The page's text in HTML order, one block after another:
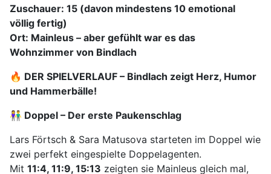
Zuschauer: 15 (davon mindestens 10 emotional
völlig fertig)
Ort: Mainleus – aber gefühlt war es das
Wohnzimmer von Bindlach
🔥 DER SPIELVERLAUF – Bindlach zeigt Herz, Humor
und Hammerbälle!
👫 Doppel – Der erste Paukenschlag
Lars Förtsch & Sara Matusova starteten im Doppel wie
zwei perfekt eingespielte Doppelagenten.
Mit 11:4, 11:9, 15:13 zeigten sie Mainleus gleich mal,